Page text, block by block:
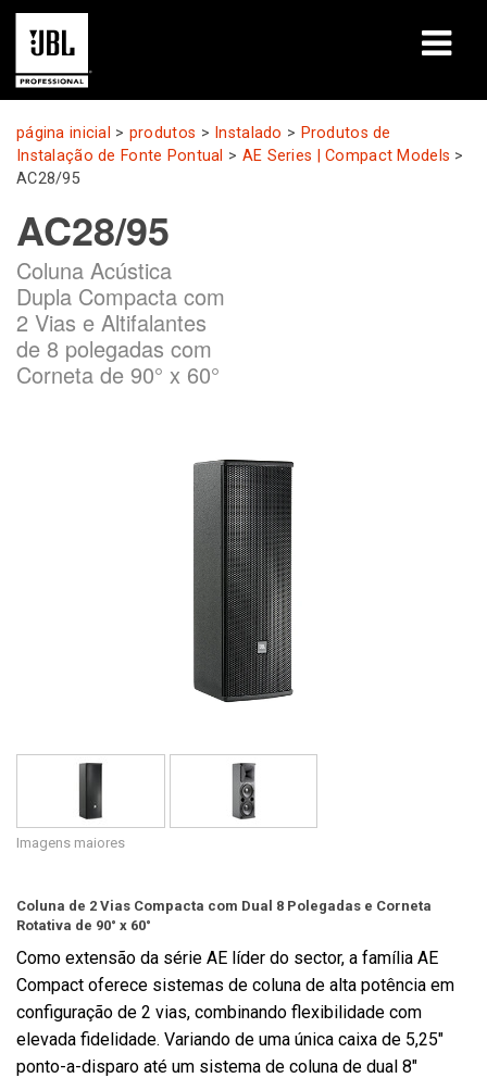
produtos
Casos de estudo
Sessões de aprendizagem
formação
sobre
Onde comprar e ligar
página inicial > produtos > Instalado > Produtos de
Instalação de Fonte Pontual > AE Series | Compact Models >
AC28/95
AC28/95
Coluna Acústica
Dupla Compacta com
2 Vias e Altifalantes
de 8 polegadas com
Corneta de 90° x 60°
Imagens maiores
Coluna de 2 Vias Compacta com Dual 8 Polegadas e Corneta
Rotativa de 90° x 60°
Como extensão da série AE líder do sector, a família AE
Compact oferece sistemas de coluna de alta potência em
configuração de 2 vias, combinando flexibilidade com
elevada fidelidade. Variando de uma única caixa de 5,25"
ponto-a-disparo até um sistema de coluna de dual 8"